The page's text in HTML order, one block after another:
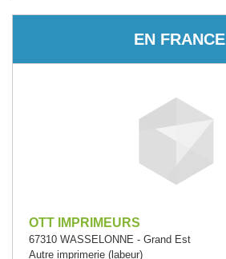
EN FRANCE
OTT IMPRIMEURS
67310 WASSELONNE - Grand Est
Autre imprimerie (labeur)